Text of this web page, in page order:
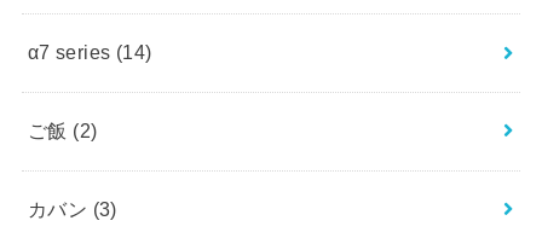
α7 series (14)
ご飯 (2)
カバン (3)